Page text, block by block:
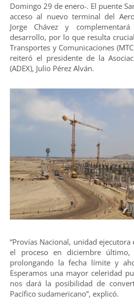
Domingo 29 de enero-. El puente
acceso al nuevo terminal del
Jorge Chávez y complementará
desarrollo, por lo que resulta
Transportes y Comunicaciones
reiteró el presidente de la
(ADEX), Julio Pérez Alván.
“Provías Nacional, unidad
el proceso en diciembre último,
prolongando la fecha límite y
Esperamos una mayor celeridad
nos dará la posibilidad de
Pacífico sudamericano”, explicó.